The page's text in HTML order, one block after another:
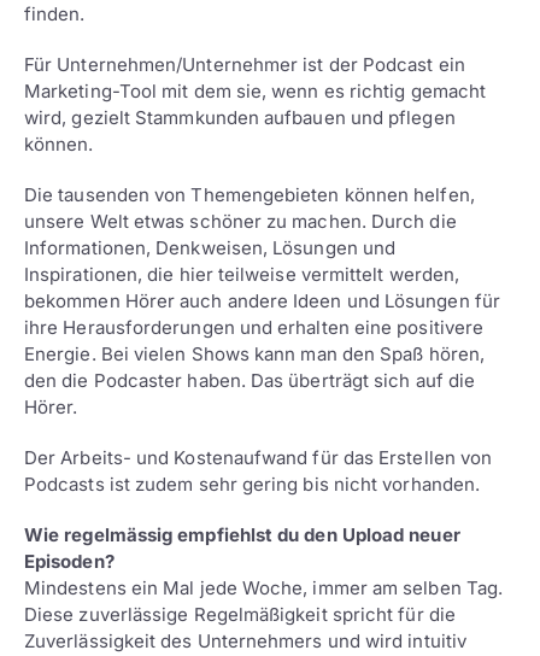
finden.
Für Unternehmen/Unternehmer ist der Podcast ein
Marketing-Tool mit dem sie, wenn es richtig gemacht
wird, gezielt Stammkunden aufbauen und pflegen
können.
Die tausenden von Themengebieten können helfen,
unsere Welt etwas schöner zu machen. Durch die
Informationen, Denkweisen, Lösungen und
Inspirationen, die hier teilweise vermittelt werden,
bekommen Hörer auch andere Ideen und Lösungen für
ihre Herausforderungen und erhalten eine positivere
Energie. Bei vielen Shows kann man den Spaß hören,
den die Podcaster haben. Das überträgt sich auf die
Hörer.
Der Arbeits- und Kostenaufwand für das Erstellen von
Podcasts ist zudem sehr gering bis nicht vorhanden.
Wie regelmässig empfiehlst du den Upload neuer
Episoden?
Mindestens ein Mal jede Woche, immer am selben Tag.
Diese zuverlässige Regelmäßigkeit spricht für die
Zuverlässigkeit des Unternehmers und wird intuitiv